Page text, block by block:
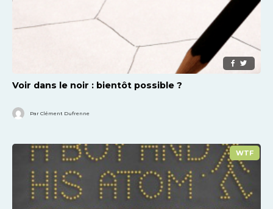
Voir dans le noir : bientôt possible ?
Par Clément Dufrenne
WTF